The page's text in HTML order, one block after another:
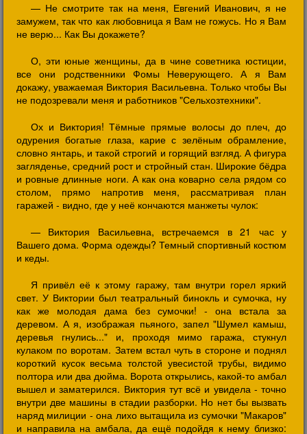
— Не смотрите так на меня, Евгений Иванович, я не
замужем, так что как любовница я Вам не гожусь. Но я Вам
не верю... Как Вы докажете?
О, эти юные женщины, да в чине советника юстиции,
все они родственники Фомы Неверующего. А я Вам
докажу, уважаемая Виктория Васильевна. Только чтобы Вы
не подозревали меня и работников "Сельхозтехники".
Ох и Виктория! Тёмные прямые волосы до плеч, до
одурения богатые глаза, карие с зелёным обрамление,
словно янтарь, и такой строгий и горящий взгляд. А фигура
загляденье, средний рост и стройный стан. Широкие бёдра
и ровные длинные ноги. А как она коварно села рядом со
столом, прямо напротив меня, рассматривая план
гаражей - видно, где у неё кончаются манжеты чулок:
— Виктория Васильевна, встречаемся в 21 час у
Вашего дома. Форма одежды? Темный спортивный костюм
и кеды.
Я привёл её к этому гаражу, там внутри горел яркий
свет. У Виктории был театральный бинокль и сумочка, ну
как же молодая дама без сумочки! - она встала за
деревом. А я, изображая пьяного, запел "Шумел камыш,
деревья гнулись..." и, проходя мимо гаража, стукнул
кулаком по воротам. Затем встал чуть в стороне и поднял
короткий кусок весьма толстой увесистой трубы, видимо
полтора или два дюйма. Ворота открылись, какой-то амбал
вышел и заматерился. Виктория тут всё и увидела - точно
внутри две машины в стадии разборки. Но нет бы вызвать
наряд милиции - она лихо вытащила из сумочки "Макаров"
и направила на амбала, да ещё подойдя к нему близко: